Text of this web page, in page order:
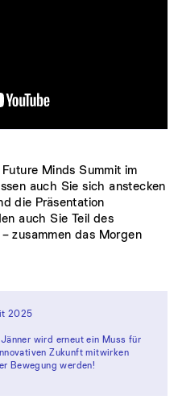
Minds Summit im
auch Sie sich anstecken
die Präsentation
auch Sie Teil des
zusammen das Morgen
2025
wird erneut ein Muss für
Zukunft mitwirken
Bewegung werden!